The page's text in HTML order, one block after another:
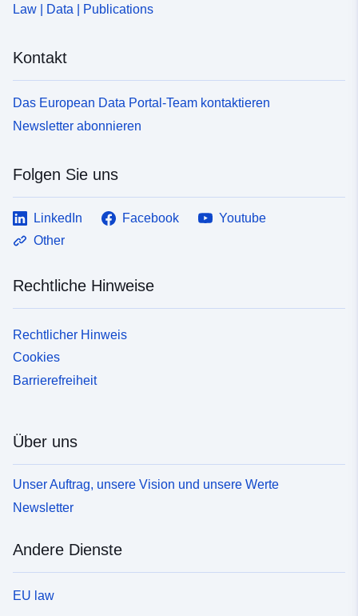
Law | Data | Publications
Kontakt
Das European Data Portal-Team kontaktieren
Newsletter abonnieren
Folgen Sie uns
LinkedIn Facebook
Youtube
Other
Rechtliche Hinweise
Rechtlicher Hinweis
Cookies
Barrierefreiheit
Über uns
Unser Auftrag, unsere Vision und unsere Werte
Newsletter
Andere Dienste
EU law